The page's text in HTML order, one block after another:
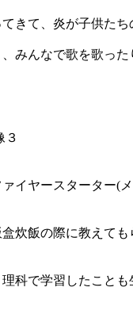
きて、炎が子供た
みんなで歌を歌っ
イヤースターター(
炊飯の際に教えて
科で学習したこと